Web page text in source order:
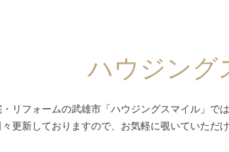
ハウジング
リフォームの武雄市「ハウジングスマイル」で
更新しておりますので、お気軽に覗いていただけ